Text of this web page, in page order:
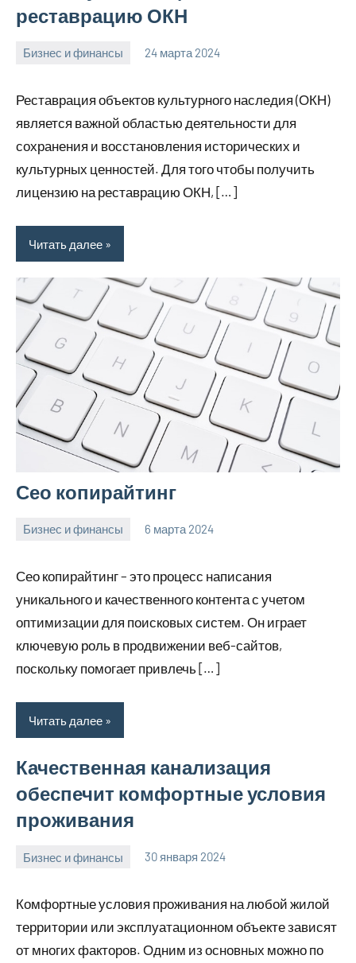
реставрацию ОКН
Бизнес и финансы 24 марта 2024
Реставрация объектов культурного наследия (ОКН)
является важной областью деятельности для
сохранения и восстановления исторических и
культурных ценностей. Для того чтобы получить
лицензию на реставрацию ОКН, […]
Читать далее
Сео копирайтинг
Бизнес и финансы 6 марта 2024
Сео копирайтинг – это процесс написания
уникального и качественного контента с учетом
оптимизации для поисковых систем. Он играет
ключевую роль в продвижении веб-сайтов,
поскольку помогает привлечь […]
Читать далее
Качественная канализация
обеспечит комфортные условия
проживания
Бизнес и финансы 30 января 2024
home_teplo_r
Комфортные условия проживания на любой жилой
территории или эксплуатационном объекте зависят
от многих факторов. Одним из основных можно по